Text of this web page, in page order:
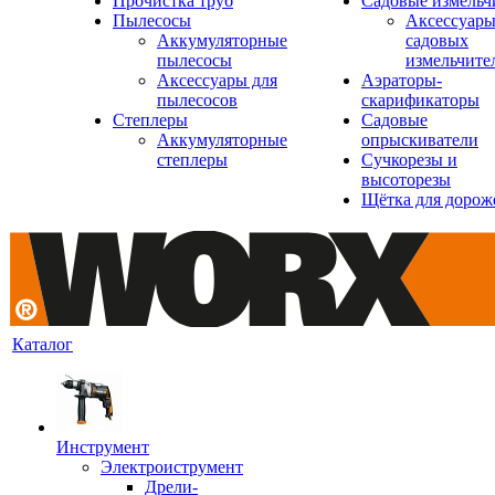
Пылесосы
Аккумуляторные
пылесосы
Аксессуары для
пылесосов
Степлеры
Аккумуляторные
степлеры
садовых
Аэраторы-
скарификаторы
Садовые
опрыскиватели
Сучкорезы и
высоторезы
Щётка для
Каталог
Инструмент
Электроиструмент
Дрели-